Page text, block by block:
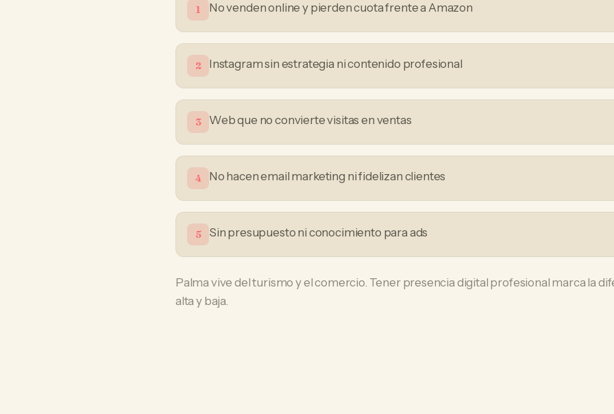
1 No venden online y pierden cuota frente a Amazon
2 Instagram sin estrategia ni contenido profesional
3 Web que no convierte visitas en ventas
4 No hacen email marketing ni fidelizan clientes
5 Sin presupuesto ni conocimiento para ads
Palma vive del turismo y el comercio. Tener presencia digital profesional marca la
alta y baja.